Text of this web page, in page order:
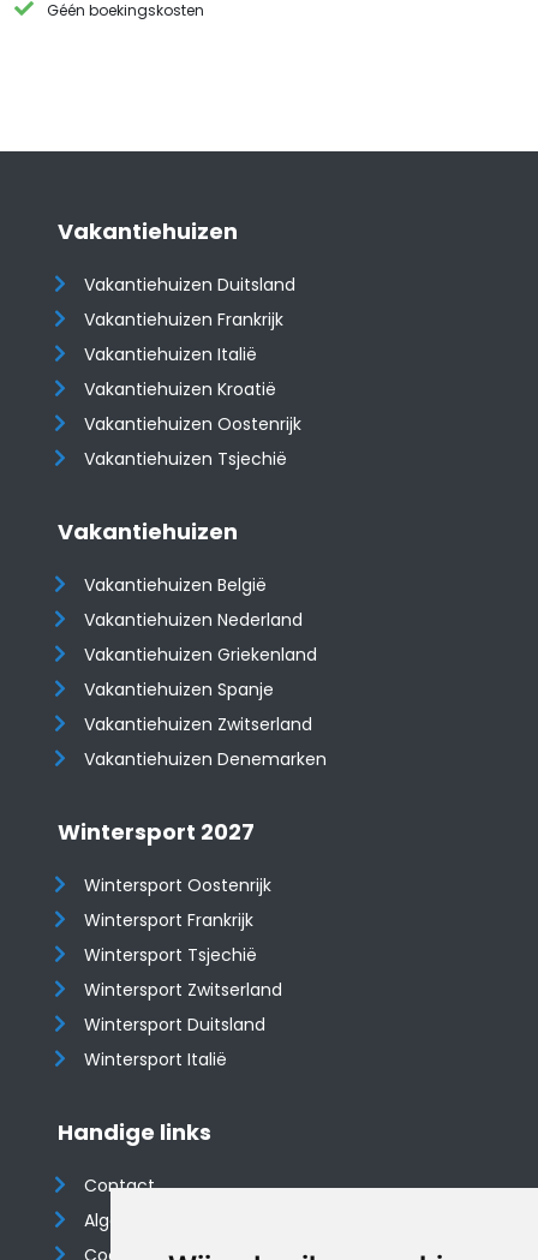
Géén boekingskosten
Vakantiehuizen
Vakantiehuizen Duitsland
Vakantiehuizen Frankrijk
Vakantiehuizen Italië
Vakantiehuizen Kroatië
​​​​​​​Vakantiehuizen Oostenrijk
Vakantiehuizen Tsjechië
Vakantiehuizen
Vakantiehuizen België
Vakantiehuizen Nederland
Vakantiehuizen Griekenland
Vakantiehuizen Spanje
​​​​​​​Vakantiehuizen Zwitserland
Vakantiehuizen Denemarken
Wintersport 2027
Wintersport Oostenrijk
Wintersport Frankrijk
Wintersport Tsjechië
Wintersport Zwitserland
Wintersport Duitsland
Wintersport Italië
Handige links
Contact
Algemene voorwaarden
Cookieverklaring